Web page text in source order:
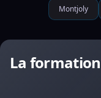
Montjoly
La